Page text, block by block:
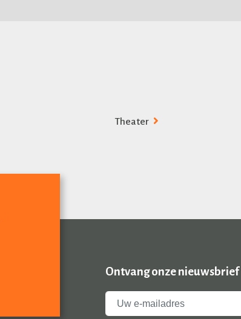
Theater
Ontvang onze nieuwsbrief